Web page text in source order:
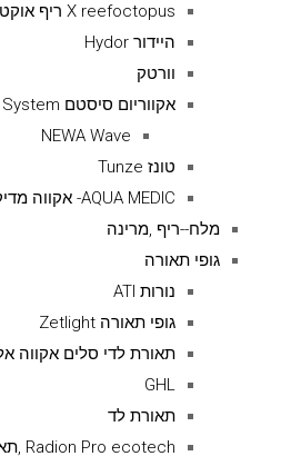
X reefoctopus ריף אוקטופוס
היידור Hydor
וורטק
אקווריום סיסטם Aquarium System
NEWA Wave
טונז Tunze
AQUA MEDIC- אקווה מדיק
מלח--ריף ,מרינה
גופי תאורה
נורות ATI
גופי תאורה Zetlight
תאורת לדי סלים אקווה
GHL
תאורת לד
Radion Pro ecotech ,תאורת רדיון פרו